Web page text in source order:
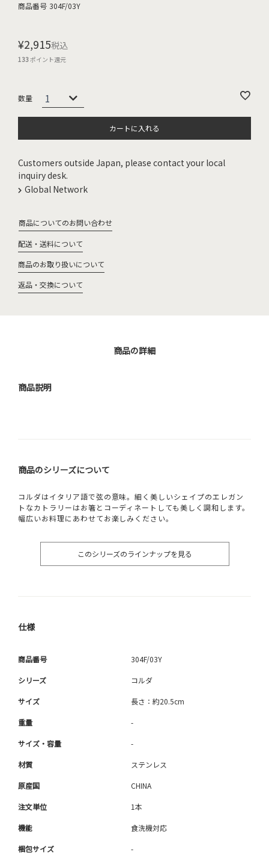
商品番号 304F/03Y
¥2,915税込
133ポイント還元
カートに入れる
Customers outside Japan, please contact your local
inquiry desk.
Global Network
商品についてのお問い合わせ
配送・送料について
商品のお取り扱いについて
返品・交換について
商品の詳細
商品説明
商品のシリーズについて
コルダはイタリア語で弦の意味。細く美しいシェイプのエレガン
トなカトラリーはお箸とコーディネートしても美しく調和します。
幅広いお料理にあわせてお楽しみください。
このシリーズのラインナップを見る
仕様
商品番号 304F/03Y
シリーズ コルダ
サイズ 長さ：約20.5cm
重量 -
サイズ・容量 -
材質 ステンレス
原産国 CHINA
注文単位 1本
機能 食洗機対応
梱包サイズ -